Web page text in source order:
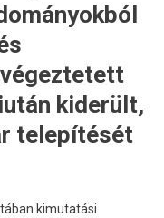
kiderült,
telepítését
kimutatási